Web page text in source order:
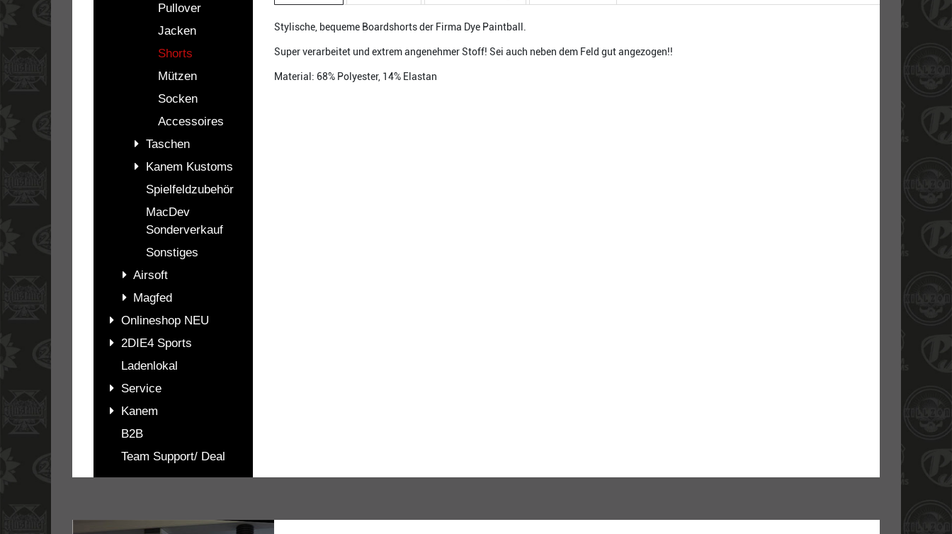
Pullover
Jacken
Shorts
Mützen
Socken
Accessoires
Taschen
Kanem Kustoms
Spielfeldzubehör
MacDev
Sonderverkauf
Sonstiges
Airsoft
Magfed
Onlineshop NEU
2DIE4 Sports
Ladenlokal
Service
Kanem
B2B
Team Support/ Deal
Stylische, bequeme Boardshorts der Firma Dye Paintball.
Super verarbeitet und extrem angenehmer Stoff! Sei auch neben dem Feld gut angezogen!!
Material: 68% Polyester, 14% Elastan
ZUBEHÖR